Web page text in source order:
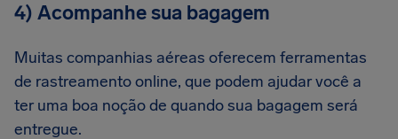
4) Acompanhe sua bagagem
Muitas companhias aéreas oferecem ferramentas
de rastreamento online, que podem ajudar você a
ter uma boa noção de quando sua bagagem será
entregue.